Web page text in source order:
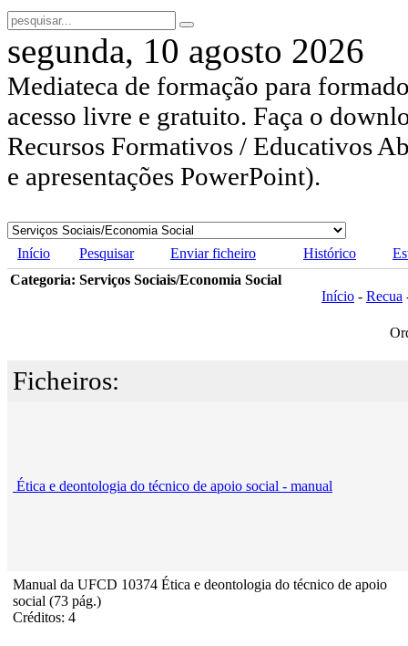
segunda, 10 agosto 2026
Mediateca de formação para
acesso livre e gratuito. Faça o
Recursos Formativos / Educativos
e apresentações PowerPoint).
Início Pesquisar Enviar ficheiro Histórico
Categoria: Serviços Sociais/Economia Social
Início - Recua
Ficheiros:
Ética e deontologia do técnico de apoio social - manual
Manual da UFCD 10374 Ética e deontologia do técnico de apoio
social (73 pág.)
Créditos: 4